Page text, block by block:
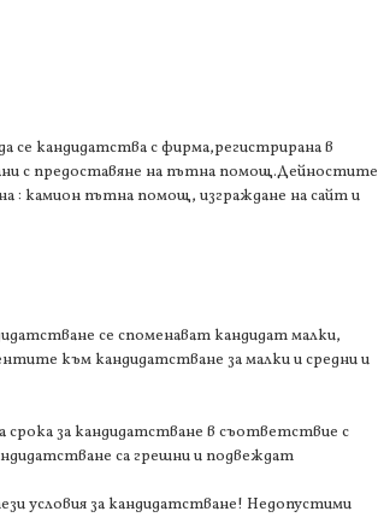
се кандидатства с фирма,регистрирана в
с предоставяне на пътна помощ.Дейностите
: камион пътна помощ, изграждане на сайт и
се споменават кандидат малки,
към кандидатстване за малки и средни и
срока за кандидатстване в съответствие с
са грешни и подвеждат
условия за кандидатстване! Недопустими